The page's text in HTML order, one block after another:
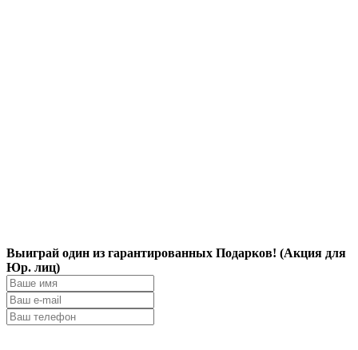
Выиграй один из гарантированных Подарков! (Акция для
Юр. лиц)